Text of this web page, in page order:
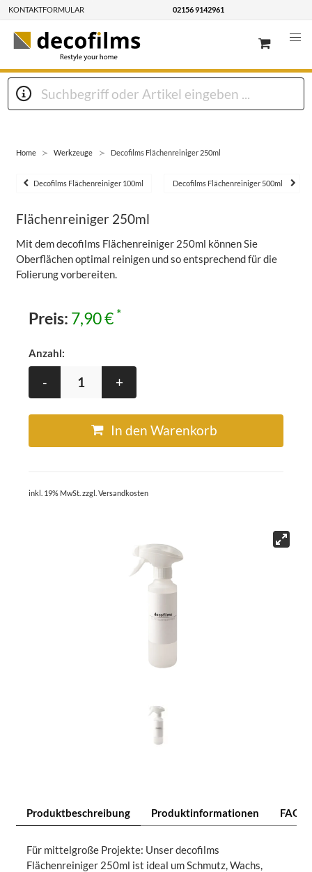
KONTAKTFORMULAR 02156 9142961
Home Werkzeuge Decofilms Flächenreiniger 250ml
Decofilms Flächenreiniger 100ml Decofilms Flächenreiniger 500ml
Flächenreiniger 250ml
Mit dem decofilms Flächenreiniger 250ml können Sie
Oberflächen optimal reinigen und so entsprechend für die
Folierung vorbereiten.
Preis: 7,90 € *
Anzahl:
- +
In den Warenkorb
inkl. 19% MwSt. zzgl. Versandkosten
Produktbeschreibung Produktinformationen FAQ
Für mittelgroße Projekte: Unser decofilms
Flächenreiniger 250ml ist ideal um Schmutz, Wachs,